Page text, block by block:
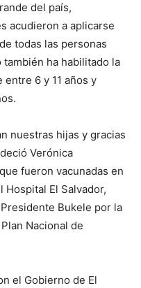
del país,
acudieron a aplicarse
todas las personas
también ha habilitado la
entre 6 y 11 años y
nuestras hijas y gracias
Verónica
fueron vacunadas en
Hospital El Salvador,
Bukele por la
Nacional de
el Gobierno de El